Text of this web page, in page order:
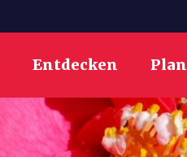
Entdecken